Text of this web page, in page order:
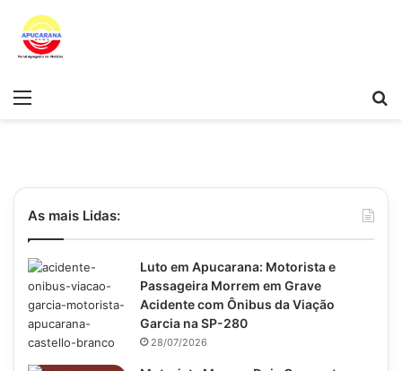
Menu
As mais Lidas:
Luto em Apucarana: Motorista e
Passageira Morrem em Grave
Acidente com Ônibus da Viação
Garcia na SP-280
28/07/2026